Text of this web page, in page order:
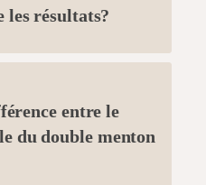
résultats?
entre le
du double menton